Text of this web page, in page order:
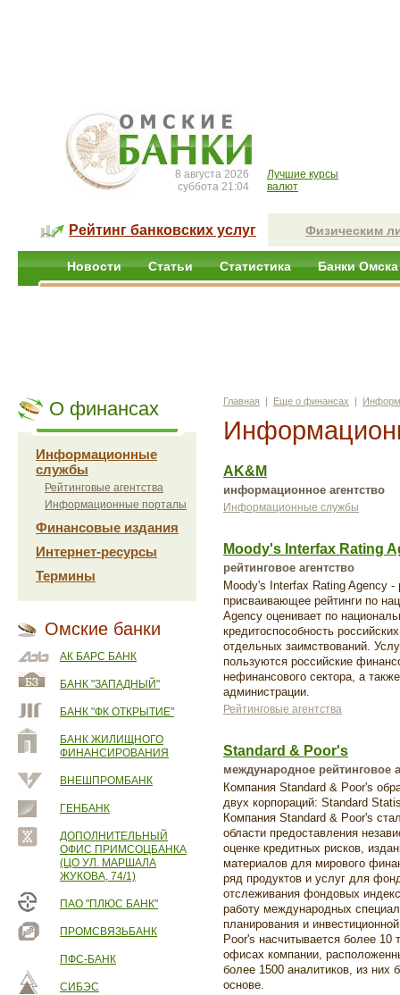
8 августа 2026
суббота 21:04
Лучшие курсы
валют
Рейтинг банковских услуг Физическим
Новости Статьи Статистика Банки Омска
О финансах
Информационные
службы
Рейтинговые агентства
Информационные порталы
Финансовые издания
Интернет-ресурсы
Термины
Омские банки
АК БАРС БАНК
БАНК "ЗАПАДНЫЙ"
БАНК "ФК ОТКРЫТИЕ"
БАНК ЖИЛИЩНОГО
ФИНАНСИРОВАНИЯ
ВНЕШПРОМБАНК
ГЕНБАНК
ДОПОЛНИТЕЛЬНЫЙ
ОФИС ПРИМСОЦБАНКА
(ЦО УЛ. МАРШАЛА
ЖУКОВА, 74/1)
ПАО "ПЛЮС БАНК"
ПРОМСВЯЗЬБАНК
ПФС-БАНК
СИБЭС
Главная | Еще о финансах |
AK&M
информационное агентство
Информационные службы
Moody's Interfax Rating
рейтинговое агентство
Moody's Interfax Rating Agency -
присваивающее рейтинги по
Agency оценивает по
кредитоспособность
отдельных заимствований.
пользуются российские
нефинансового сектора, а
администрации.
Рейтинговые агентства
Standard & Poor's
международное рейтинговое
Компания Standard & Poor's
двух корпораций: Standard
Компания Standard & Poor's
области предоставления
оценке кредитных рисков,
материалов для мирового
ряд продуктов и услуг для
отслеживания фондовых
работу международных
планирования и
Poor's насчитывается более 10
офисах компании,
более 1500 аналитиков, из них
основе.